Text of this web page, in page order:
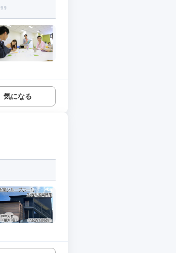
気になる